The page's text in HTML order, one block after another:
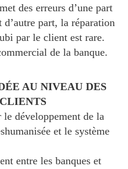
des erreurs d’une part
d’autre part, la réparation
par le client est rare.
de la banque.
AU NIVEAU DES
le développement de la
et le système
entre les banques et